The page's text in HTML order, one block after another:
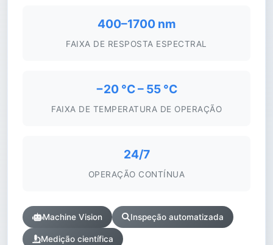
400–1700 nm
FAIXA DE RESPOSTA ESPECTRAL
−20 °C – 55 °C
FAIXA DE TEMPERATURA DE OPERAÇÃO
24/7
OPERAÇÃO CONTÍNUA
Machine Vision Inspeção automatizada
Medição científica